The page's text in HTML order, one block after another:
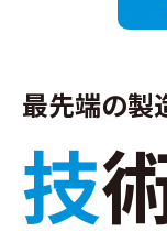
最先端の製